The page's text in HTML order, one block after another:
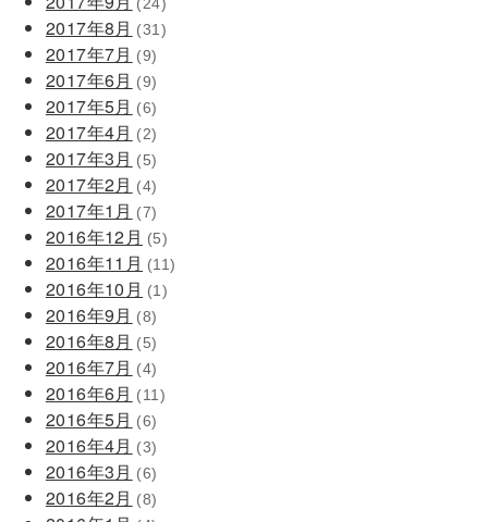
2017年8月 (31)
2017年7月 (9)
2017年6月 (9)
2017年5月 (6)
2017年4月 (2)
2017年3月 (5)
2017年2月 (4)
2017年1月 (7)
2016年12月 (5)
2016年11月 (11)
2016年10月 (1)
2016年9月 (8)
2016年8月 (5)
2016年7月 (4)
2016年6月 (11)
2016年5月 (6)
2016年4月 (3)
2016年3月 (6)
2016年2月 (8)